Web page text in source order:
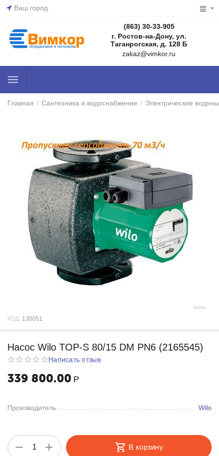
Ваш город
(863) 30-33-905
г. Ростов-на-Дону, ул.
Таганрогская, д. 128 Б
zakaz@vimkor.ru
Главная / Сантехника и водоснабжение / Электрические
КОД: 130051
Насос Wilo TOP-S 80/15 DM PN6 (2165545)
Написать отзыв
339 800.00 Р
Производитель Wilo
+
− В корзину